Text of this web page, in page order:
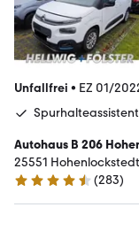
Unfallfrei • EZ 01/
Spurhalteassistent
Autohaus B 206
25551 Hohenlockstedt
4.5 Sterne
(283)